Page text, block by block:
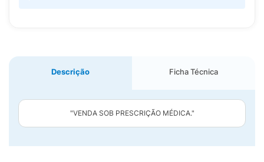
Descrição Ficha Técnica
"VENDA SOB PRESCRIÇÃO MÉDICA."